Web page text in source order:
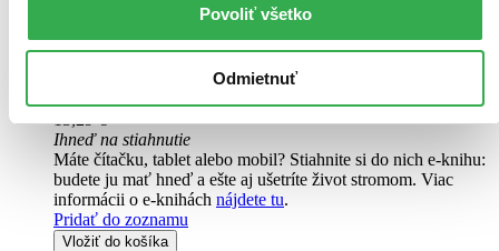
Povoliť všetko
Odmietnuť
posledné kusy. Ak ju chcete mať rýchlo, ponáhľajte sa!
Pridať do zoznamu
13,29 €
Ihneď na stiahnutie
Máte čítačku, tablet alebo mobil? Stiahnite si do nich e-knihu:
budete ju mať hneď a ešte aj ušetríte život stromom. Viac
informácii o e-knihách nájdete tu.
Pridať do zoznamu
Vložiť do košíka